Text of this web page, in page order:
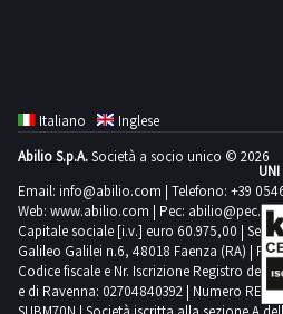
si
trovano
Ercolano
che
al
termine
della
gara
si
sarà
e
non
il
termine
di
48
lo
delle
attività
di
ritiro
dal
giorno
3
giorni
delle
ritiro
dal
giorno
concordato:
delle
attività
di
ritiro
dal
giorno
concordato:
Italiano
Inglese
Abilio S.p.A.Società a socio unico © 2026
Email: info@abilio.com | Telefono: +39
Web: www.abilio.com | Pec:
Capitale sociale [i.v.] euro 60.975,00 | Sede
Galileo Galilei n.6, 48018 Faenza (RA) |
Codice fiscale e Nr. Iscrizione Registro delle
e di Ravenna: 02704840392 | Numero REA